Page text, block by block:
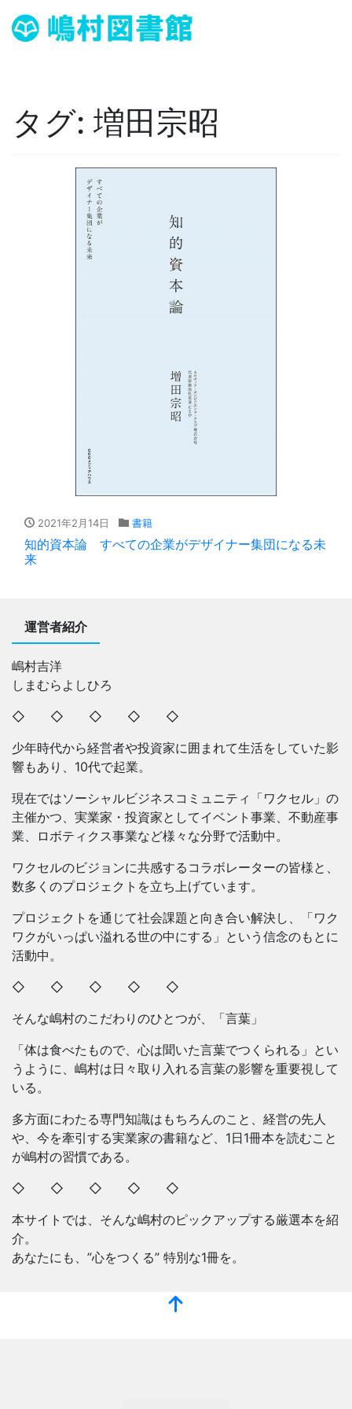
タグ: 増田宗昭
2021年2月14日 書籍
知的資本論 すべての企業がデザイナー集団になる未
来
運営者紹介
嶋村吉洋
しまむらよしひろ
◇ ◇ ◇ ◇ ◇
少年時代から経営者や投資家に囲まれて生活をしていた影
響もあり、10代で起業。
現在ではソーシャルビジネスコミュニティ「ワクセル」の
主催かつ、実業家・投資家としてイベント事業、不動産事
業、ロボティクス事業など様々な分野で活動中。
ワクセルのビジョンに共感するコラボレーターの皆様と、
数多くのプロジェクトを立ち上げています。
プロジェクトを通じて社会課題と向き合い解決し、「ワク
ワクがいっぱい溢れる世の中にする」という信念のもとに
活動中。
◇ ◇ ◇ ◇ ◇
そんな嶋村のこだわりのひとつが、「言葉」
「体は食べたもので、心は聞いた言葉でつくられる」とい
うように、嶋村は日々取り入れる言葉の影響を重要視して
いる。
多方面にわたる専門知識はもちろんのこと、経営の先人
や、今を牽引する実業家の書籍など、1日1冊本を読むこと
が嶋村の習慣である。
◇ ◇ ◇ ◇ ◇
本サイトでは、そんな嶋村のピックアップする厳選本を紹
介。
あなたにも、”心をつくる” 特別な1冊を。